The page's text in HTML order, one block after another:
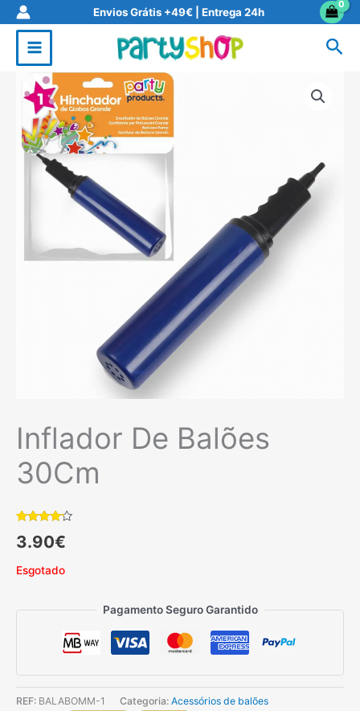
Skip
content
Envios Grátis +49€ | Entrega 24h
Inflador De Balões
30Cm
com4.00
classificação
3.90€
Esgotado
Pagamento Seguro Garantido
REF: BALABOMM-1 Categoria: Acessórios de balões